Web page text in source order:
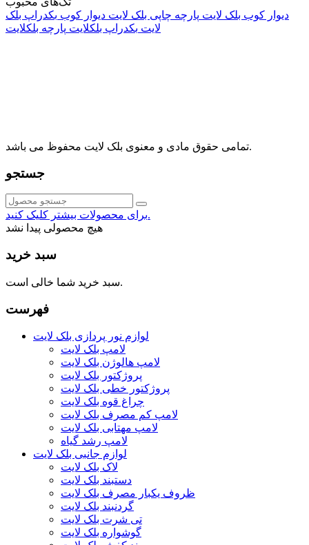
دیوار کوب بلک لایت پارچه چاپی بلک لایت دیوار کوب بکدراپ بلک
لایت بکدراپ بلکلایت پارچه بلکلایت
تمامی حقوق مادی و معنوی بلک لایت محفوظ می باشد.
جستجو
برای محصولات بیشتر کلیک کنید.
هیچ محصولی پیدا نشد
سبد خرید
سبد خرید شما خالی است.
فهرست
لوازم نور پردازی بلک لایت
لامپ بلک لایت
لامپ هالوژن بلک لایت
پروژکتور بلک لایت
پروژکتور خطی بلک لایت
چراغ قوه بلک لایت
لامپ کم مصرف بلک لایت
لامپ مهتابی بلک لایت
لامپ رشد گیاه
لوازم جانبی بلک لایت
لاک بلک لایت
دستبند بلک لایت
ظروف یکبار مصرف بلک لایت
گردنبند بلک لایت
تی شرت بلک لایت
گوشواره بلک لایت